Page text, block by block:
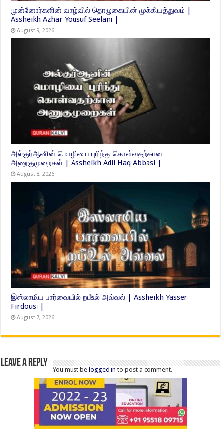
முன்னோர்களின் வாழ்வில் தொழுகையின் முக்கியத்துவம் |
Assheikh Azhar Yousuf Seelani |
August 9, 2026
அல்குர்ஆனின் மொழியை புரிந்து கொள்வதற்கான
அணுகுமுறைகள் | Assheikh Adil Haq Abbasi |
August 8, 2026
இஸ்லாமிய பார்வையில் றபீஉல் அவ்வல் | Assheikh Yasser
Firdousi |
August 7, 2026
Leave a Reply
You must belogged in to post a comment.